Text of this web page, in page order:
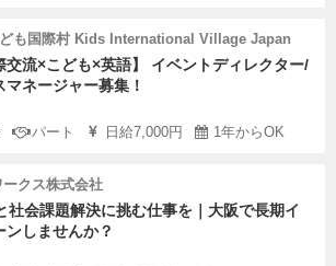
も国際村 Kids International Village Japan
交流×こども×英語】 イベントディレクター/
マネージャー募集！
パート 日給7,000円 1年からOK
ークス株式会社
社会課題解決に挑む仕事を｜大阪で長期イ
ンしませんか？